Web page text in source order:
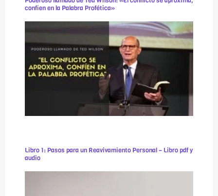
confíen en la Palabra Profética»
Libro 1: Pasos para un Reavivamiento Personal – Libro pdf y
audio